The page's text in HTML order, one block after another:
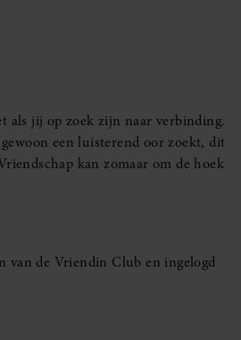
als jij op zoek zijn naar verbinding.
een luisterend oor zoekt, dit
kan zomaar om de hoek
van de Vriendin Club en ingelogd